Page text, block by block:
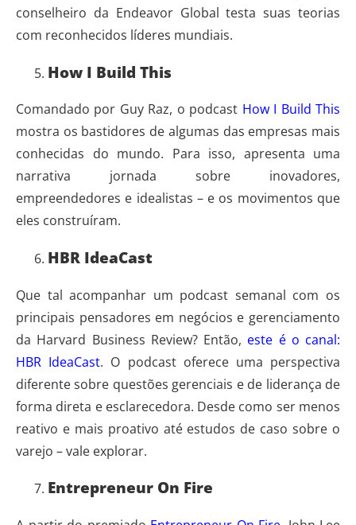
conselheiro da Endeavor Global testa suas teorias
com reconhecidos líderes mundiais.
How I Build This
Comandado por Guy Raz, o podcast How I Build This
mostra os bastidores de algumas das empresas mais
conhecidas do mundo. Para isso, apresenta uma
narrativa jornada sobre inovadores,
empreendedores e idealistas – e os movimentos que
eles construíram.
HBR IdeaCast
Que tal acompanhar um podcast semanal com os
principais pensadores em negócios e gerenciamento
da Harvard Business Review? Então, este é o canal:
HBR IdeaCast. O podcast oferece uma perspectiva
diferente sobre questões gerenciais e de liderança de
forma direta e esclarecedora. Desde como ser menos
reativo e mais proativo até estudos de caso sobre o
varejo – vale explorar.
Entrepreneur On Fire